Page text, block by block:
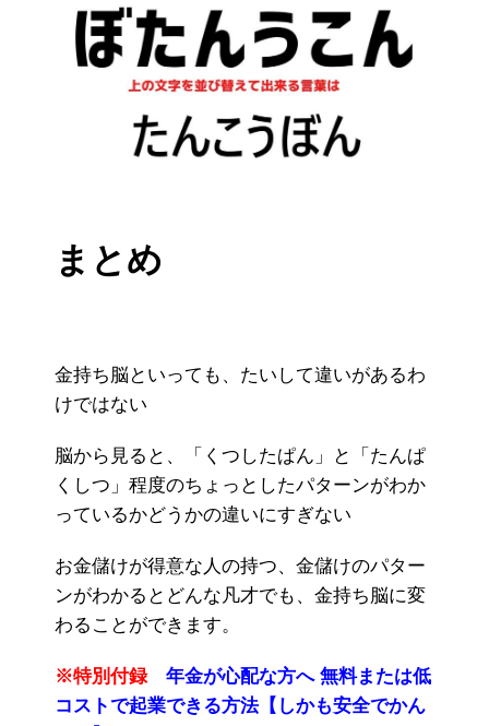
まとめ
金持ち脳といっても、たいして違いがあるわ
けではない
脳から見ると、「くつしたぱん」と「たんぱ
くしつ」程度のちょっとしたパターンがわか
っているかどうかの違いにすぎない
お金儲けが得意な人の持つ、金儲けのパター
ンがわかるとどんな凡才でも、金持ち脳に変
わることができます。
※特別付録
年金が心配な方へ 無料または低
コストで起業できる方法【しかも安全でかん